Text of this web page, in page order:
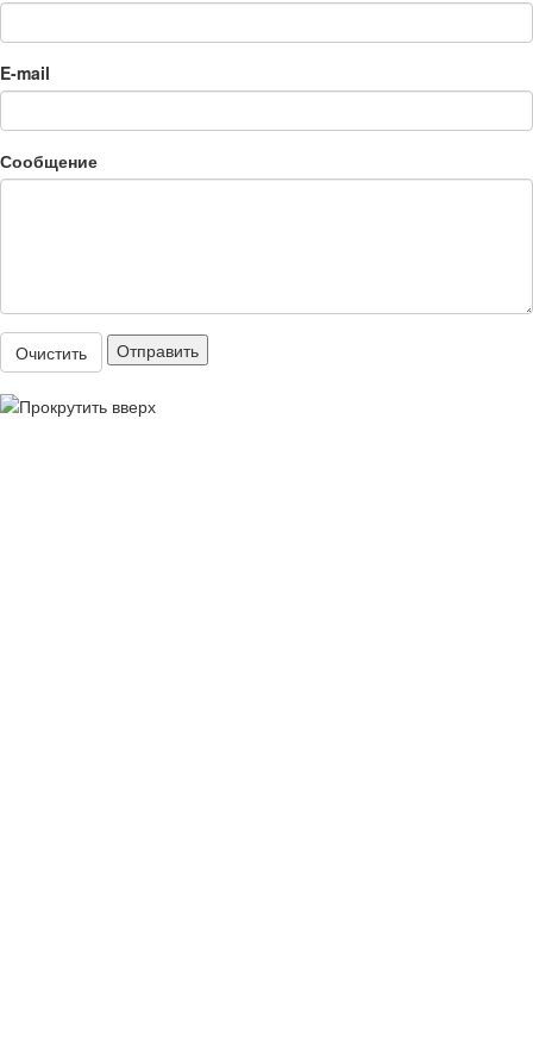
E-mail
Сообщение
Очистить Отправить